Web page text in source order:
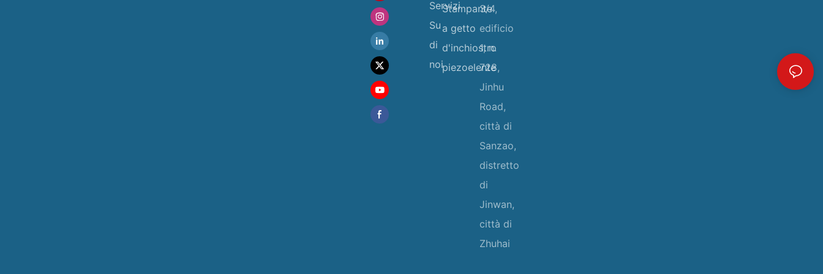
Servizi
Su
di
noi
Stampante
a getto
d'inchiostro
piezoelente
3/4,
edificio
1, n.
728,
Jinhu
Road,
città di
Sanzao,
distretto
di
Jinwan,
città di
Zhuhai